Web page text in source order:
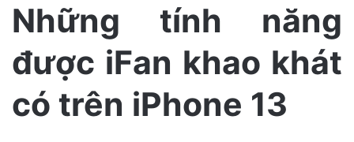
n
n
e
m
Những tính năng
được iFan khao khát
có trên iPhone 13